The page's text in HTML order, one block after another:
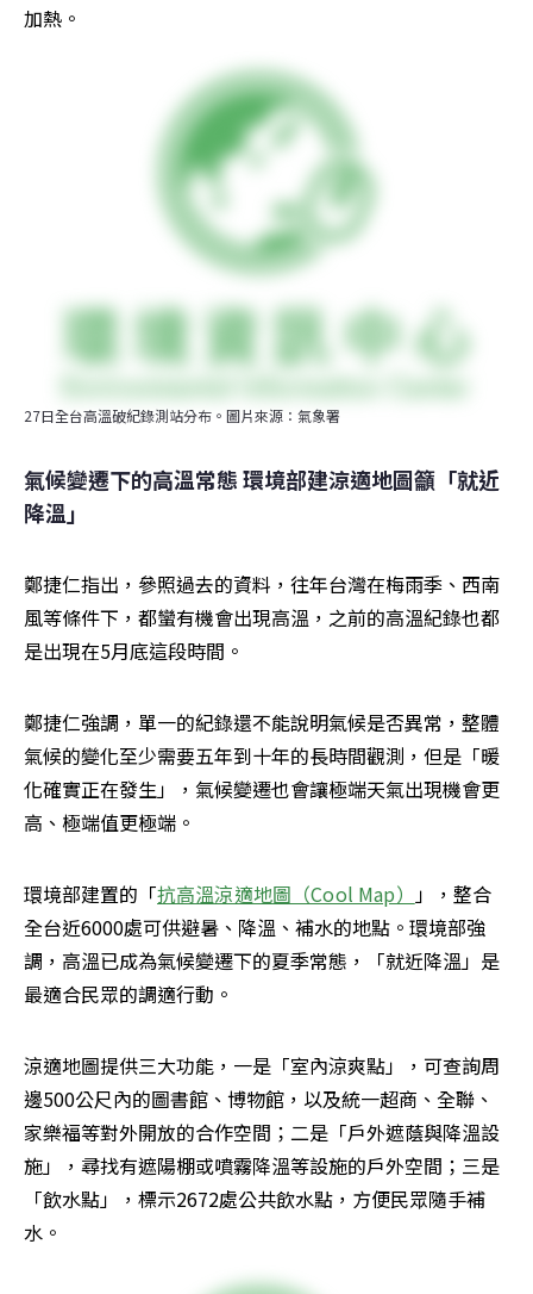
加熱。
27日全台高溫破紀錄測站分布。圖片來源：氣象署
氣候變遷下的高溫常態 環境部建涼適地圖籲「就近
降溫」
鄭捷仁指出，參照過去的資料，往年台灣在梅雨季、西南
風等條件下，都蠻有機會出現高溫，之前的高溫紀錄也都
是出現在5月底這段時間。
鄭捷仁強調，單一的紀錄還不能說明氣候是否異常，整體
氣候的變化至少需要五年到十年的長時間觀測，但是「暖
化確實正在發生」，氣候變遷也會讓極端天氣出現機會更
高、極端值更極端。
環境部建置的「抗高溫涼適地圖（Cool Map）
」，整合
全台近6000處可供避暑、降溫、補水的地點。環境部強
調，高溫已成為氣候變遷下的夏季常態，「就近降溫」是
最適合民眾的調適行動。
涼適地圖提供三大功能，一是「室內涼爽點」，可查詢周
邊500公尺內的圖書館、博物館，以及統一超商、全聯、
家樂福等對外開放的合作空間；二是「戶外遮蔭與降溫設
施」，尋找有遮陽棚或噴霧降溫等設施的戶外空間；三是
「飲水點」，標示2672處公共飲水點，方便民眾隨手補
水。